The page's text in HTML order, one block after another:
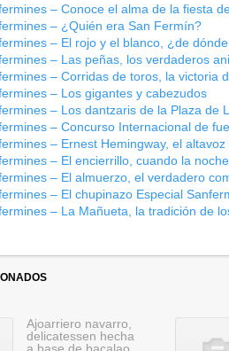
– Conoce el alma de la fiesta
– ¿Quién era San Fermín?
– El rojo y el blanco, ¿de
– Las peñas, los verdaderos
– Corridas de toros, la victoria
– Los gigantes y cabezudos
– Los dantzaris de la Plaza de
– Concurso Internacional de
– Ernest Hemingway, el
– El encierrillo, cuando la
– El almuerzo, el verdadero
– El chupinazo Especial
– La Mañueta, la tradición de
Ajoarriero navarro,
delicatessen hecha